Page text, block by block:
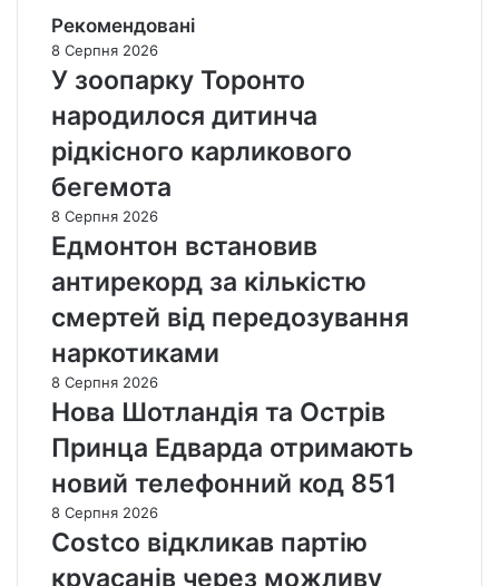
Рекомендовані
8 Серпня 2026
У зоопарку Торонто
народилося дитинча
рідкісного карликового
бегемота
8 Серпня 2026
Едмонтон встановив
антирекорд за кількістю
смертей від передозування
наркотиками
8 Серпня 2026
Нова Шотландія та Острів
Принца Едварда отримають
новий телефонний код 851
8 Серпня 2026
Costco відкликав партію
круасанів через можливу